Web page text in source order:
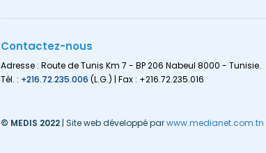
Contactez-nous
Adresse : Route de Tunis Km 7 - BP 206 Nabeul 8000 - Tunisie.
Tél. : +216.72.235.006 (L.G.) | Fax : +216.72.235.016
© MEDIS 2022 | Site web développé parwww.medianet.com.tn